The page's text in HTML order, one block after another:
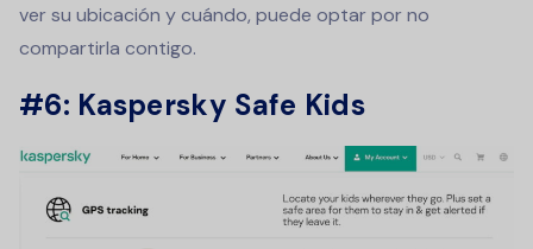
ver su ubicación y cuándo, puede optar por no
compartirla contigo.
#6: Kaspersky Safe Kids